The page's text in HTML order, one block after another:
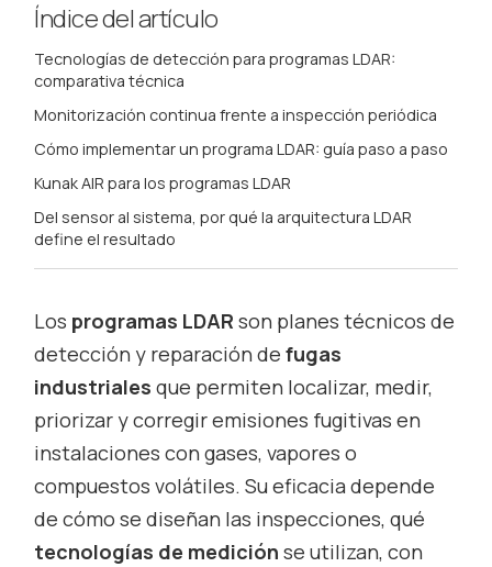
Índice del artículo
Tecnologías de detección para programas LDAR:
comparativa técnica
Monitorización continua frente a inspección periódica
Cómo implementar un programa LDAR: guía paso a paso
Kunak AIR para los programas LDAR
Del sensor al sistema, por qué la arquitectura LDAR
define el resultado
Los programas LDAR son planes técnicos de
detección y reparación defugas
industriales que permiten localizar, medir,
priorizar y corregir emisiones fugitivas en
instalaciones con gases, vapores o
compuestos volátiles. Su eficacia depende
de cómo se diseñan las inspecciones, qué
tecnologías de medición se utilizan, con